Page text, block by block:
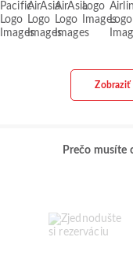
Zobraziť
Prečo musíte